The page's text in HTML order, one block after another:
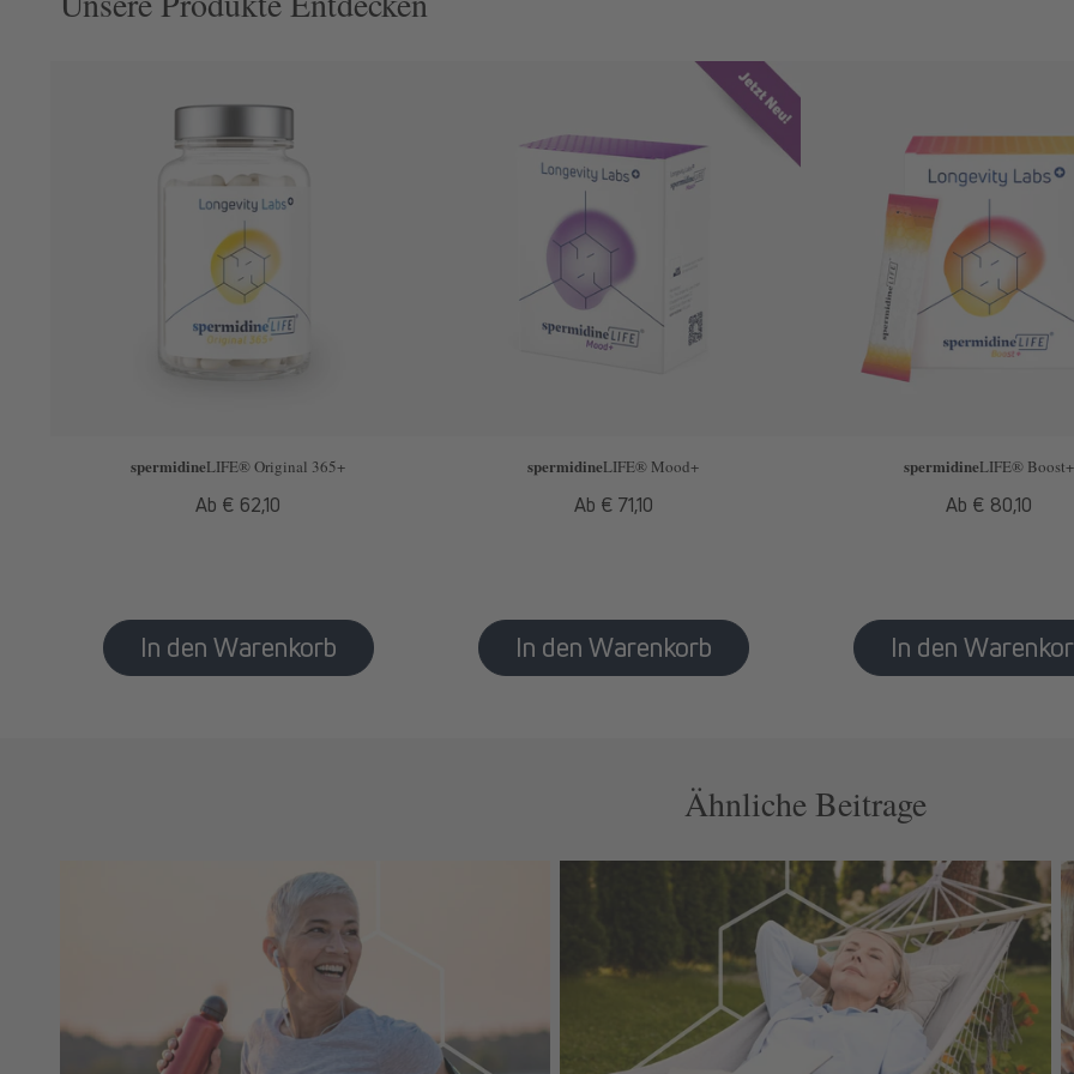
spermidineLIFE® Original 365+
Normaler
Ab € 62,10
spermidineLIFE® Mood+
Normaler
Ab € 71,10
spermidineLIFE® Boost+
Normaler
Ab € 80,10
Ähnliche Beitrage